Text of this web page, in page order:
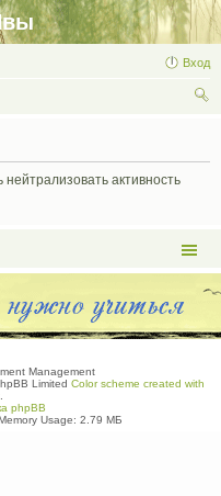
Вход
активность
Management
Limited Color scheme created with
phpBB
Usage: 2.79 МБ